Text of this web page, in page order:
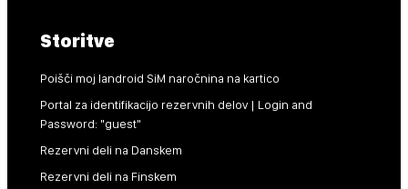
Storitve
Poišči moj landroid SiM naročnina na kartico
Portal za identifikacijo rezervnih delov | Login and
Password: "guest"
Rezervni deli na Danskem
Rezervni deli na Finskem